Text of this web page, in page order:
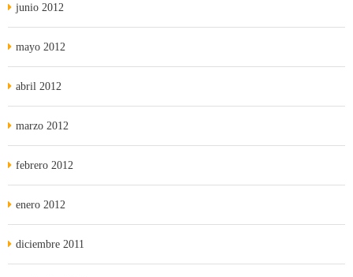
junio 2012
mayo 2012
abril 2012
marzo 2012
febrero 2012
enero 2012
diciembre 2011